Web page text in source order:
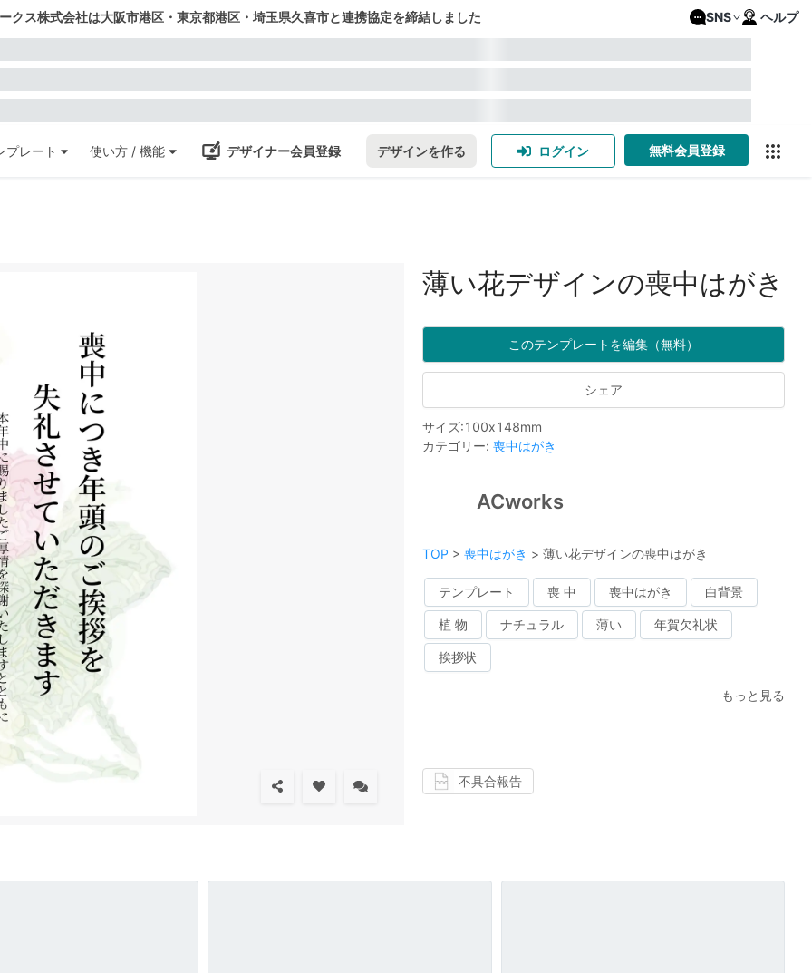
クス株式会社は大阪市港区・東京都港区・埼玉県久喜市と連携協定を締結しました SNS ヘルプ
プレート 使い方 / 機能 デザイナー会員登録 デザインを作る ログイン 無料会員登録
薄い花デザインの喪中はがき
このテンプレートを編集（無料）
シェア
サイズ:100x148mm
カテゴリー: 喪中はがき
ACworks
TOP > 喪中はがき > 薄い花デザインの喪中はがき
テンプレート 喪 中 喪中はがき 白背景
植 物 ナチュラル 薄い 年賀欠礼状
挨拶状
もっと見る
不具合報告